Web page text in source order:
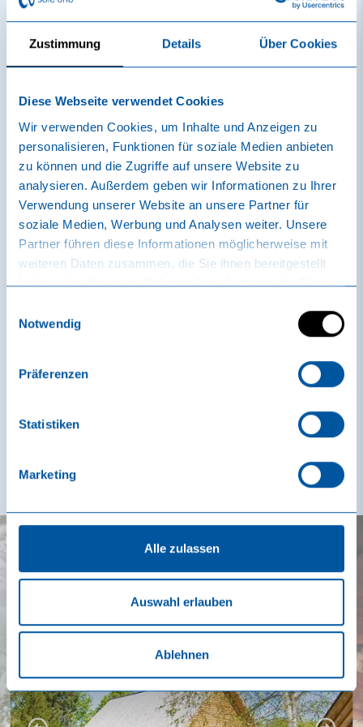
Zustimmung Details Über Cookies
Diese Webseite verwendet Cookies
Wir verwenden Cookies, um Inhalte und Anzeigen zu
personalisieren, Funktionen für soziale Medien anbieten
zu können und die Zugriffe auf unsere Website zu
analysieren. Außerdem geben wir Informationen zu Ihrer
Verwendung unserer Website an unsere Partner für
soziale Medien, Werbung und Analysen weiter. Unsere
Partner führen diese Informationen möglicherweise mit
weiteren Daten zusammen, die Sie ihnen bereitgestellt
haben oder die sie im Rahmen Ihrer Nutzung der Dienste
Notwendig
Präferenzen
Statistiken
Marketing
Alle zulassen
Auswahl erlauben
Ablehnen
Espace extérieur
Un sauna comme en Finlande et en Sibérie - découvrez
la culture originale du sauna de ces pays dans les trois
cabanes de sauna authentiques à l'Espace extérieur.
Sauna de terre
Banja russe